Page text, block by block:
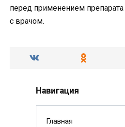
перед применением препарата
с врачом.
Навигация
Главная